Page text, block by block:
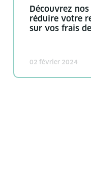
Découvrez
réduire votre
sur vos frais
02 février 2024